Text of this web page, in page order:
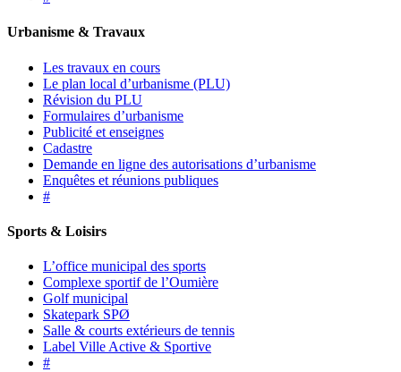
Urbanisme & Travaux
Les travaux en cours
Le plan local d’urbanisme (PLU)
Révision du PLU
Formulaires d’urbanisme
Publicité et enseignes
Cadastre
Demande en ligne des autorisations d’urbanisme
Enquêtes et réunions publiques
#
Sports & Loisirs
L’office municipal des sports
Complexe sportif de l’Oumière
Golf municipal
Skatepark SPØ
Salle & courts extérieurs de tennis
Label Ville Active & Sportive
#